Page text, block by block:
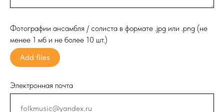
Фотографии ансамбля / солиста в формате .jpg или .png (не
менее 1 мб и не более 10 шт.)
Add files
Электронная почта